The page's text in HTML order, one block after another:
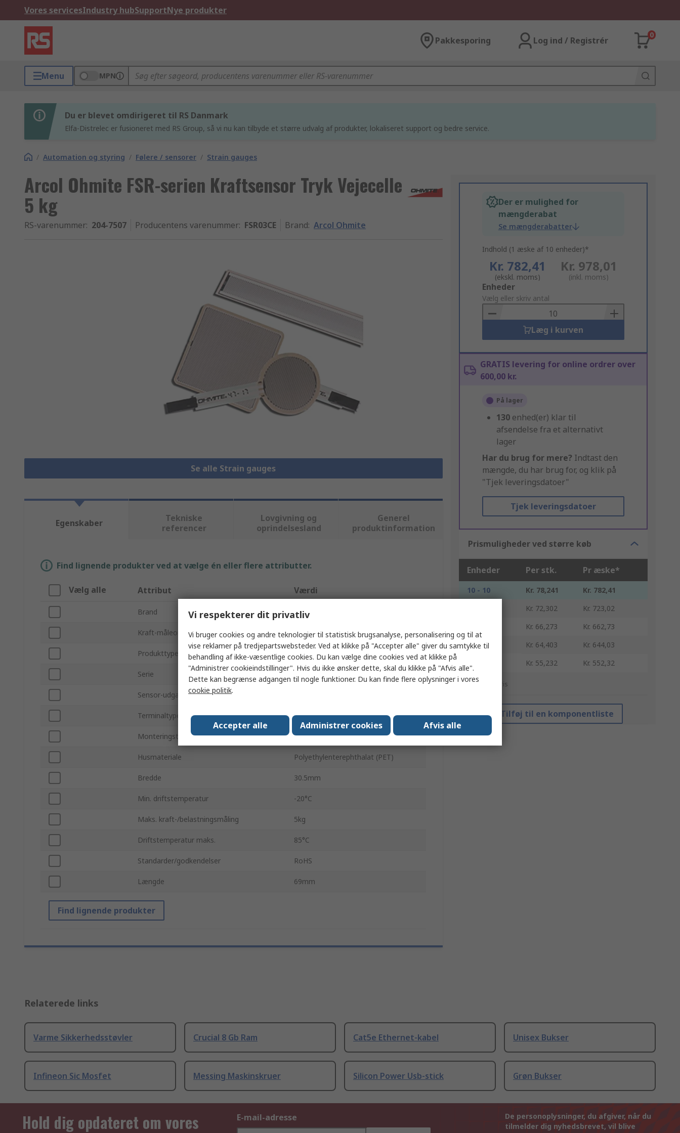
Vores servicesIndustry hubSupportNye produkter
Pakkesporing Log ind / Registrér
0
Menu MPN
Du er blevet omdirigeret til RS Danmark
Elfa-Distrelec er fusioneret med RS Group, så vi nu kan tilbyde et større udvalg af produkter, lokaliseret support og bedre service.
/ Automation og styring / Følere / sensorer / Strain gauges
Arcol Ohmite FSR-serien Kraftsensor Tryk Vejecelle
5 kg
RS-varenummer: 204-7507 Producentens varenummer: FSR03CE Brand: Arcol Ohmite
Se alle Strain gauges
Der er mulighed for
mængderabat
Se mængderabatter
Indhold (1 æske af 10 enheder)*
Kr. 782,41
(ekskl. moms)
Kr. 978,01
(inkl. moms)
Add
to
Basket
Enheder
Vælg eller skriv antal
Læg i kurven
GRATIS levering for online ordrer over
600,00 kr.
På lager
130 enhed(er) klar til
afsendelse fra et alternativt
lager
Har du brug for mere? Indtast den
mængde, du har brug for, og klik på
"Tjek leveringsdatoer"
Tjek leveringsdatoer
Prismuligheder ved større køb
Enheder Per stk. Pr æske*
10 - 10 Kr. 78,241
Kr. 782,41
Kr. 72,302
Kr. 723,02
Kr. 66,273
Kr. 662,73
100 - 190
Kr. 64,403
Kr. 644,03
Kr. 55,232 Kr. 552,32
*Vejledende pris
Tilføj til en komponentliste
Egenskaber
Tekniske
referencer
Lovgivning og
oprindelsesland
Generel
produktinformation
Find lignende produkter ved at vælge én eller flere attributter.
Vælg alle Attribut Værdi
Brand Arcol Ohmite
Kraft-måleområde Tryk
Produkttype Vejecelle
Serie FSR
Sensor-udgangstype Sensorprincip
Terminaltype Konnektorkappe
Monteringstype Overflade
Husmateriale Polyethylenterephthalat (PET)
Bredde 30.5mm
Min. driftstemperatur -20°C
Maks. kraft-/belastningsmåling 5kg
Driftstemperatur maks. 85°C
Standarder/godkendelser RoHS
Længde 69mm
Find lignende produkter
Relaterede links
Varme Sikkerhedsstøvler Crucial 8 Gb Ram Cat5e Ethernet-kabel Unisex Bukser
Infineon Sic Mosfet Messing Maskinskruer Silicon Power Usb-stick Grøn Bukser
Hold dig opdateret om vores
E-mail-adresse
De personoplysninger, du afgiver, når du
tilmelder dig nyhedsbrevet, vil blive
Vi respekterer dit privatliv
Vi bruger cookies og andre teknologier til statistisk brugsanalyse, personalisering og til at
vise reklamer på tredjepartswebsteder. Ved at klikke på "Accepter alle" giver du samtykke til
behandling af ikke-væsentlige cookies. Du kan vælge dine cookies ved at klikke på
"Administrer cookieindstillinger". Hvis du ikke ønsker dette, skal du klikke på "Afvis alle".
Dette kan begrænse adgangen til nogle funktioner. Du kan finde flere oplysninger i vores
cookie politik.
Accepter alle Administrer cookies Afvis alle